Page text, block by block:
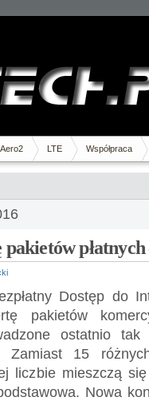
Aero2 LTE Współpraca
Dostęp do
pakietów
ostatnio tak
Zamiast 15
liczbie mieszczą
Nowa